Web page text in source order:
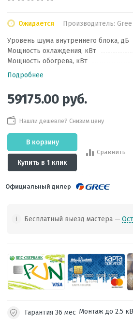
Ожидается Производитель: Gree
Уровень шума внутреннего блока, дБ
Мощность охлаждения, кВт
Мощность обогрева, кВт
Подробнее
59175.00 руб.
Нашли дешевле? Снизим цену
В корзину
Купить в 1 клик
Сравнить
Официальный дилер
Бесплатный выезд мастера —
Гарантия 36 мес Монтаж до 2.5